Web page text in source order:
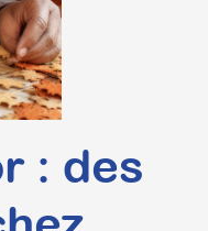
: des